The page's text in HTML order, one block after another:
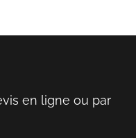
en ligne ou par